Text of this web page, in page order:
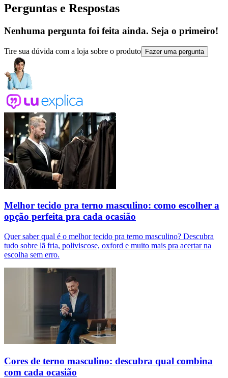
Perguntas e Respostas
Nenhuma pergunta foi feita ainda. Seja o primeiro!
Tire sua dúvida com a loja sobre o produto Fazer uma pergunta
Melhor tecido pra terno masculino: como escolher a
opção perfeita pra cada ocasião
Quer saber qual é o melhor tecido pra terno masculino? Descubra
tudo sobre lã fria, poliviscose, oxford e muito mais pra acertar na
escolha sem erro.
Cores de terno masculino: descubra qual combina
com cada ocasião